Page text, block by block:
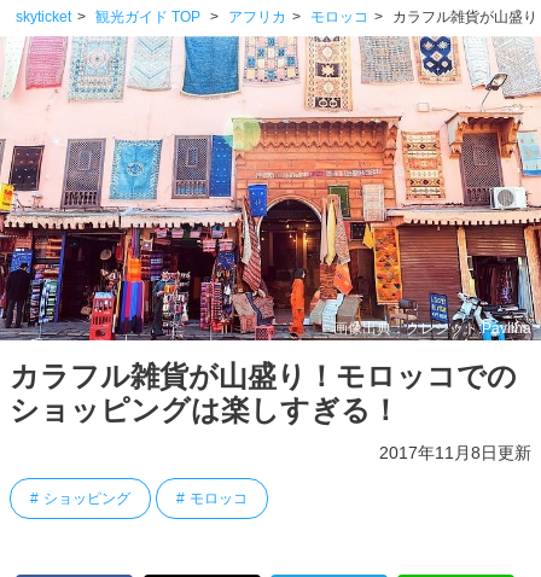
skyticket 観光ガイド TOP アフリカ モロッコ カラフル雑貨が山盛
画像出典：クレジット:Pavliha
カラフル雑貨が山盛り！モロッコでの
ショッピングは楽しすぎる！
2017年11月8日更新
ショッピング モロッコ